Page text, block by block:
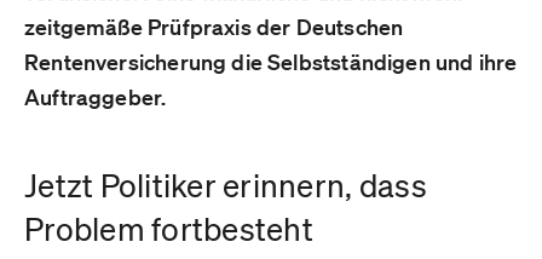
zeitgemäße Prüfpraxis der Deutschen
Rentenversicherung die Selbstständigen und ihre
Auftraggeber.
Jetzt Politiker erinnern, dass
Problem fortbesteht